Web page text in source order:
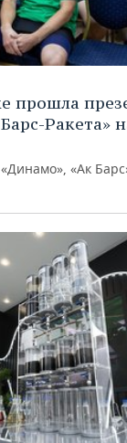
прошла
Ракета»
«Ак